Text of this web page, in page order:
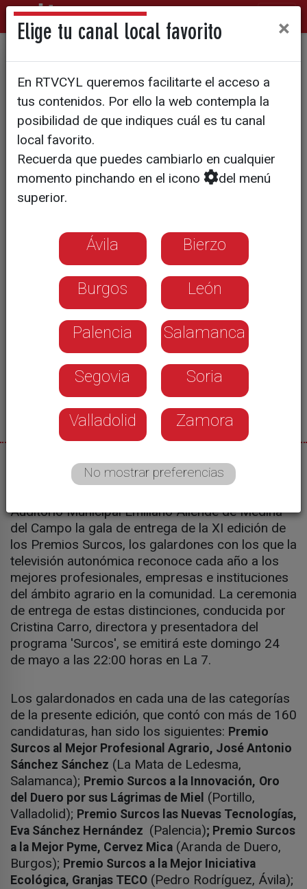
CyLTV entrega los XI Premios
Surcos
La televisión autonómica emitirá la
ceremonia de los ‘Oscar del Campo’
este domingo 24 de mayo en La 7 a las
22:00 h.
21/05/2026
Auditorio Municipal Emiliano Allende de Medina
del Campo la gala de entrega de la XI edición de
los Premios Surcos, los galardones con los que la
televisión autonómica reconoce cada año a los
mejores profesionales, empresas e instituciones
del ámbito agrario en la comunidad. La ceremonia
de entrega de estas distinciones, conducida por
Cristina Carro, directora y presentadora del
programa 'Surcos', se emitirá este domingo 24
de mayo a las 22:00 horas en La 7.
Los galardonados en cada una de las categorías
de la presente edición, que contó con más de 160
candidaturas, han sido los siguientes: Premio
Surcos al Mejor Profesional Agrario, José Antonio
Sánchez Sánchez (La Mata de Ledesma,
Salamanca); Premio Surcos a la Innovación, Oro
del Duero por sus Lágrimas de Miel (Portillo,
Valladolid); Premio Surcos las Nuevas Tecnologías,
Eva Sánchez Hernández (Palencia); Premio Surcos
a la Mejor Pyme, Cervez Mica (Aranda de Duero,
Burgos); Premio Surcos a la Mejor Iniciativa
Ecológica, Granjas TECO (Pedro Rodríguez, Ávila);
Elige tu canal local favorito ×
En RTVCYL queremos facilitarte el acceso a
tus contenidos. Por ello la web contempla la
posibilidad de que indiques cuál es tu canal
local favorito.
Recuerda que puedes cambiarlo en cualquier
momento pinchando en el icono
del menú
superior.
Ávila Bierzo
Burgos León
Palencia Salamanca
Segovia Soria
Valladolid Zamora
No mostrar preferencias